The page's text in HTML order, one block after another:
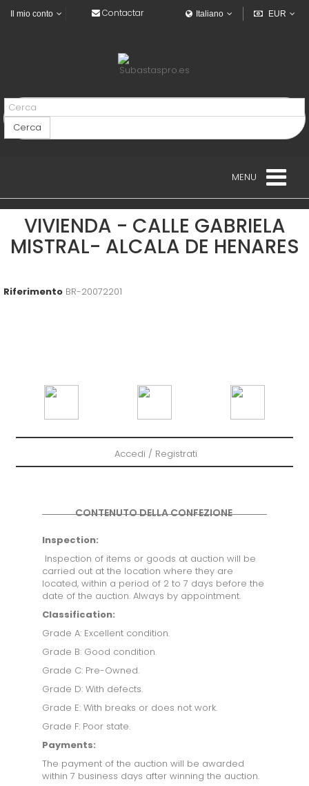
EUR
Italiano
Il mio conto Contactar
Cerca
MENU
EDIFICI
VEICOLI
NAVALE
MACCHINE
MATERIALE UFFICIO
TIPI DI OFFERTE
ASTE
AGGIUDICAZIONE DIRETTA
PROSSIME ASTE
VIVIENDA - CALLE GABRIELA
MISTRAL- ALCALA DE HENARES
Riferimento BR-20072201
Accedi / Registrati
CONTENUTO DELLA CONFEZIONE
Inspection:
Inspection of items or goods at auction will be
carried out at the location where they are
located, within a period of 2 to 7 days before the
date of the auction. Always by appointment.
Classification:
Grade A: Excellent condition.
Grade B: Good condition.
Grade C: Pre-Owned.
Grade D: With defects.
Grade E: With breaks or does not work.
Grade F: Poor state.
Payments:
The payment of the auction will be awarded
within 7 business days after winning the auction.